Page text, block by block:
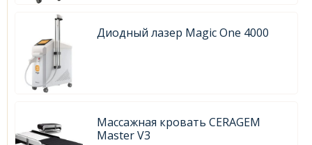
Диодный лазер Magic One 4000
Массажная кровать CERAGEM
Master V3